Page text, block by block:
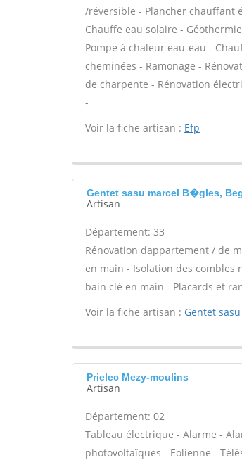
/réversible - Plancher chauffant
Chauffe eau solaire -
Pompe à chaleur eau-eau -
cheminées - Ramonage -
de charpente - Rénovation
-
Voir la fiche artisan : Efp
Gentet sasu marcel B�gles,
Artisan
Département: 33
Rénovation dappartement / de
en main - Isolation des combles
bain clé en main - Placards et
Voir la fiche artisan : Gentet
Prielec Mezy-moulins
Artisan
Département: 02
Tableau électrique - Alarme -
photovoltaïques - Eolienne -